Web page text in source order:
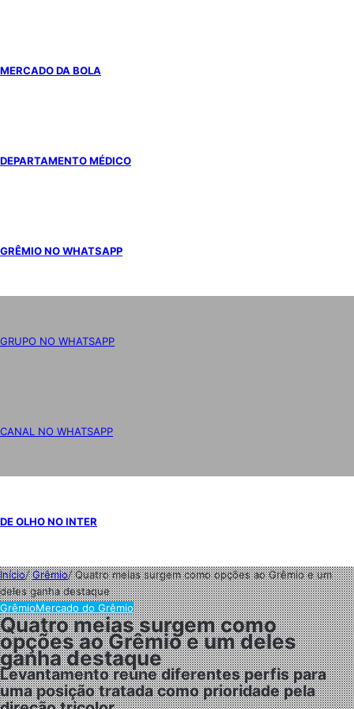
MERCADO DA BOLA
DEPARTAMENTO MÉDICO
GRÊMIO NO WHATSAPP
GRUPO NO WHATSAPP
CANAL NO WHATSAPP
DE OLHO NO INTER
Início/Grêmio/Quatro meias surgem como opções ao Grêmio e um
deles ganha destaque
GrêmioMercado do Grêmio
Quatro meias surgem como
opções ao Grêmio e um deles
ganha destaque
Levantamento reúne diferentes perfis para
uma posição tratada como prioridade pela